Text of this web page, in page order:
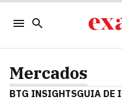
Mercados
BTG INSIGHTSGUIA DE